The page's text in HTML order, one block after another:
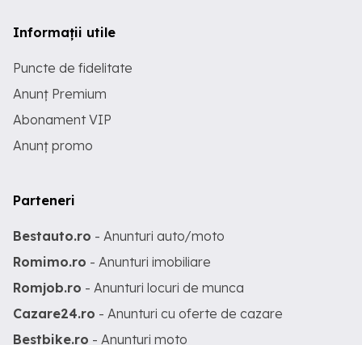
Informații utile
Puncte de fidelitate
Anunț Premium
Abonament VIP
Anunț promo
Parteneri
Bestauto.ro - Anunturi auto/moto
Romimo.ro - Anunturi imobiliare
Romjob.ro - Anunturi locuri de munca
Cazare24.ro - Anunturi cu oferte de cazare
Bestbike.ro - Anunturi moto